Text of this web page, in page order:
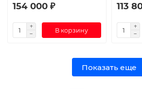
154 000 ₽
В корзину
113
Показать еще